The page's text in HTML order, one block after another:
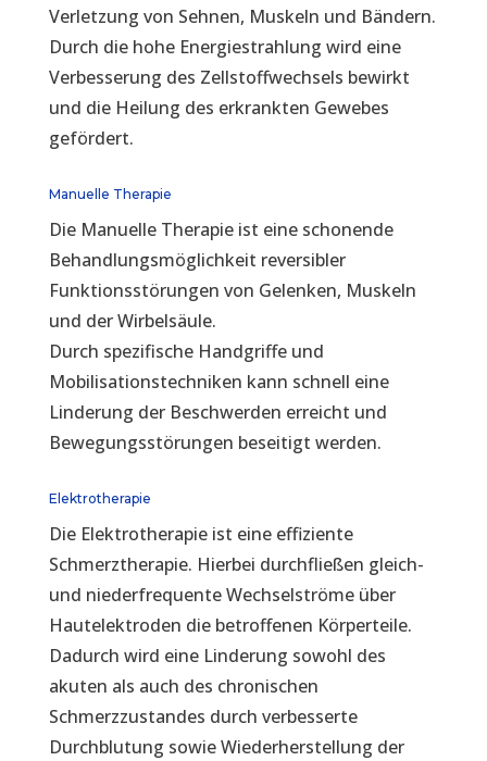
Verletzung von Sehnen, Muskeln und Bändern.
Durch die hohe Energiestrahlung wird eine
Verbesserung des Zellstoffwechsels bewirkt
und die Heilung des erkrankten Gewebes
gefördert.
Manuelle Therapie
Die Manuelle Therapie ist eine schonende
Behandlungsmöglichkeit reversibler
Funktionsstörungen von Gelenken, Muskeln
und der Wirbelsäule.
Durch spezifische Handgriffe und
Mobilisationstechniken kann schnell eine
Linderung der Beschwerden erreicht und
Bewegungsstörungen beseitigt werden.
Elektrotherapie
Die Elektrotherapie ist eine effiziente
Schmerztherapie. Hierbei durchfließen gleich-
und niederfrequente Wechselströme über
Hautelektroden die betroffenen Körperteile.
Dadurch wird eine Linderung sowohl des
akuten als auch des chronischen
Schmerzzustandes durch verbesserte
Durchblutung sowie Wiederherstellung der